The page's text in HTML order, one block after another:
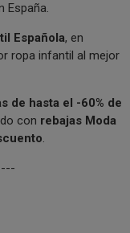
España.
Española, en
ropa infantil al mejor
de hasta el -60% de
con rebajas Moda
.